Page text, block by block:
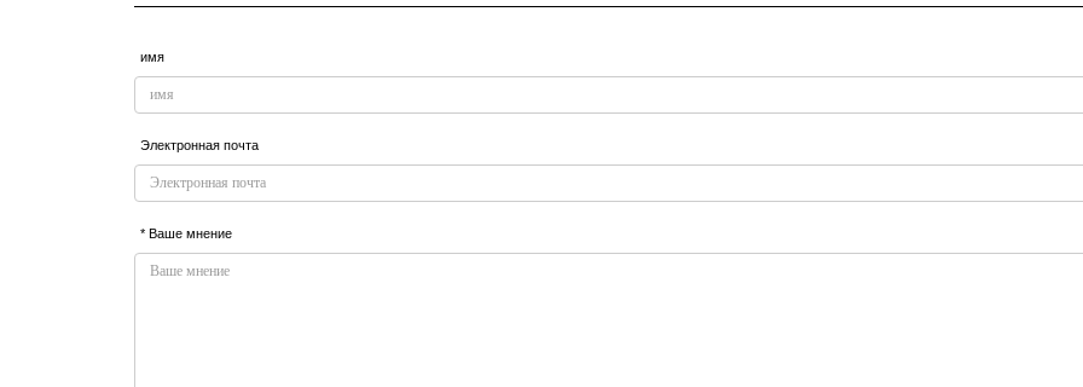
имя
Электронная почта
* Ваше мнение